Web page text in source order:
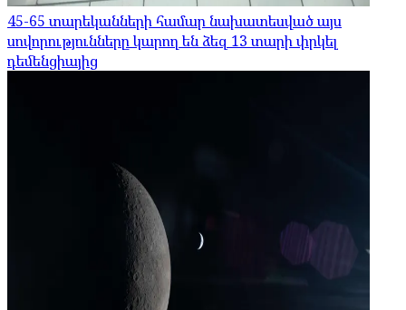
45-65 տարեկանների համար նախատեսված այս
սովորությունները կարող են ձեզ 13 տարի փրկել
դեմենցիայից